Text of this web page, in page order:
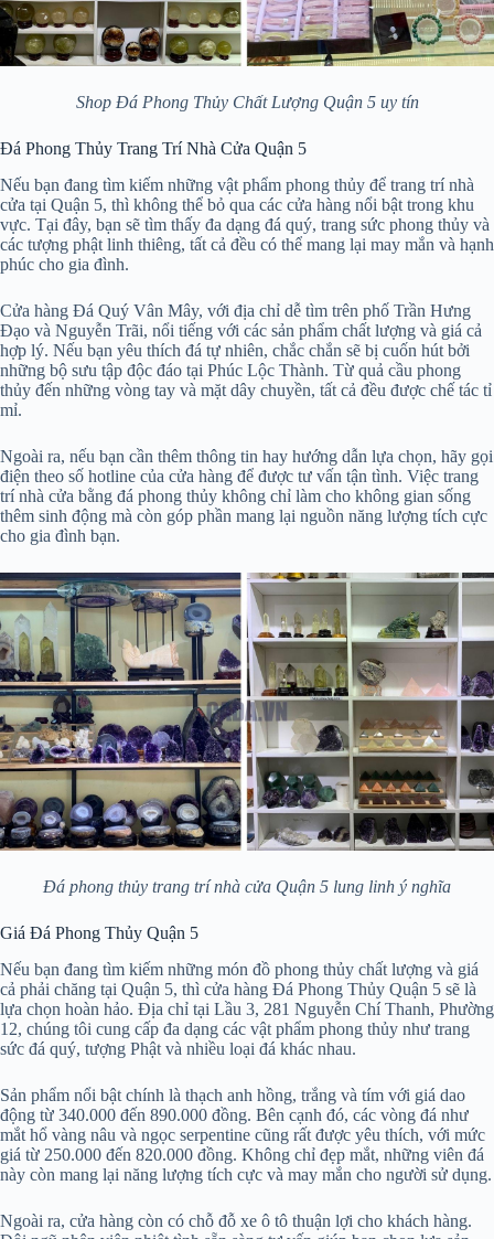
Shop Đá Phong Thủy Chất Lượng Quận 5 uy tín
Đá Phong Thủy Trang Trí Nhà Cửa Quận 5
Nếu bạn đang tìm kiếm những vật phẩm phong thủy để trang trí nhà
cửa tại Quận 5, thì không thể bỏ qua các cửa hàng nổi bật trong khu
vực. Tại đây, bạn sẽ tìm thấy đa dạng đá quý, trang sức phong thủy và
các tượng phật linh thiêng, tất cả đều có thể mang lại may mắn và hạnh
phúc cho gia đình.
Cửa hàng Đá Quý Vân Mây, với địa chỉ dễ tìm trên phố Trần Hưng
Đạo và Nguyễn Trãi, nổi tiếng với các sản phẩm chất lượng và giá cả
hợp lý. Nếu bạn yêu thích đá tự nhiên, chắc chắn sẽ bị cuốn hút bởi
những bộ sưu tập độc đáo tại Phúc Lộc Thành. Từ quả cầu phong
thủy đến những vòng tay và mặt dây chuyền, tất cả đều được chế tác tỉ
mỉ.
Ngoài ra, nếu bạn cần thêm thông tin hay hướng dẫn lựa chọn, hãy gọi
điện theo số hotline của cửa hàng để được tư vấn tận tình. Việc trang
trí nhà cửa bằng đá phong thủy không chỉ làm cho không gian sống
thêm sinh động mà còn góp phần mang lại nguồn năng lượng tích cực
cho gia đình bạn.
Đá phong thủy trang trí nhà cửa Quận 5 lung linh ý nghĩa
Giá Đá Phong Thủy Quận 5
Nếu bạn đang tìm kiếm những món đồ phong thủy chất lượng và giá
cả phải chăng tại Quận 5, thì cửa hàng Đá Phong Thủy Quận 5 sẽ là
lựa chọn hoàn hảo. Địa chỉ tại Lầu 3, 281 Nguyễn Chí Thanh, Phường
12, chúng tôi cung cấp đa dạng các vật phẩm phong thủy như trang
sức đá quý, tượng Phật và nhiều loại đá khác nhau.
Sản phẩm nổi bật chính là thạch anh hồng, trắng và tím với giá dao
động từ 340.000 đến 890.000 đồng. Bên cạnh đó, các vòng đá như
mắt hổ vàng nâu và ngọc serpentine cũng rất được yêu thích, với mức
giá từ 250.000 đến 820.000 đồng. Không chỉ đẹp mắt, những viên đá
này còn mang lại năng lượng tích cực và may mắn cho người sử dụng.
Ngoài ra, cửa hàng còn có chỗ đỗ xe ô tô thuận lợi cho khách hàng.